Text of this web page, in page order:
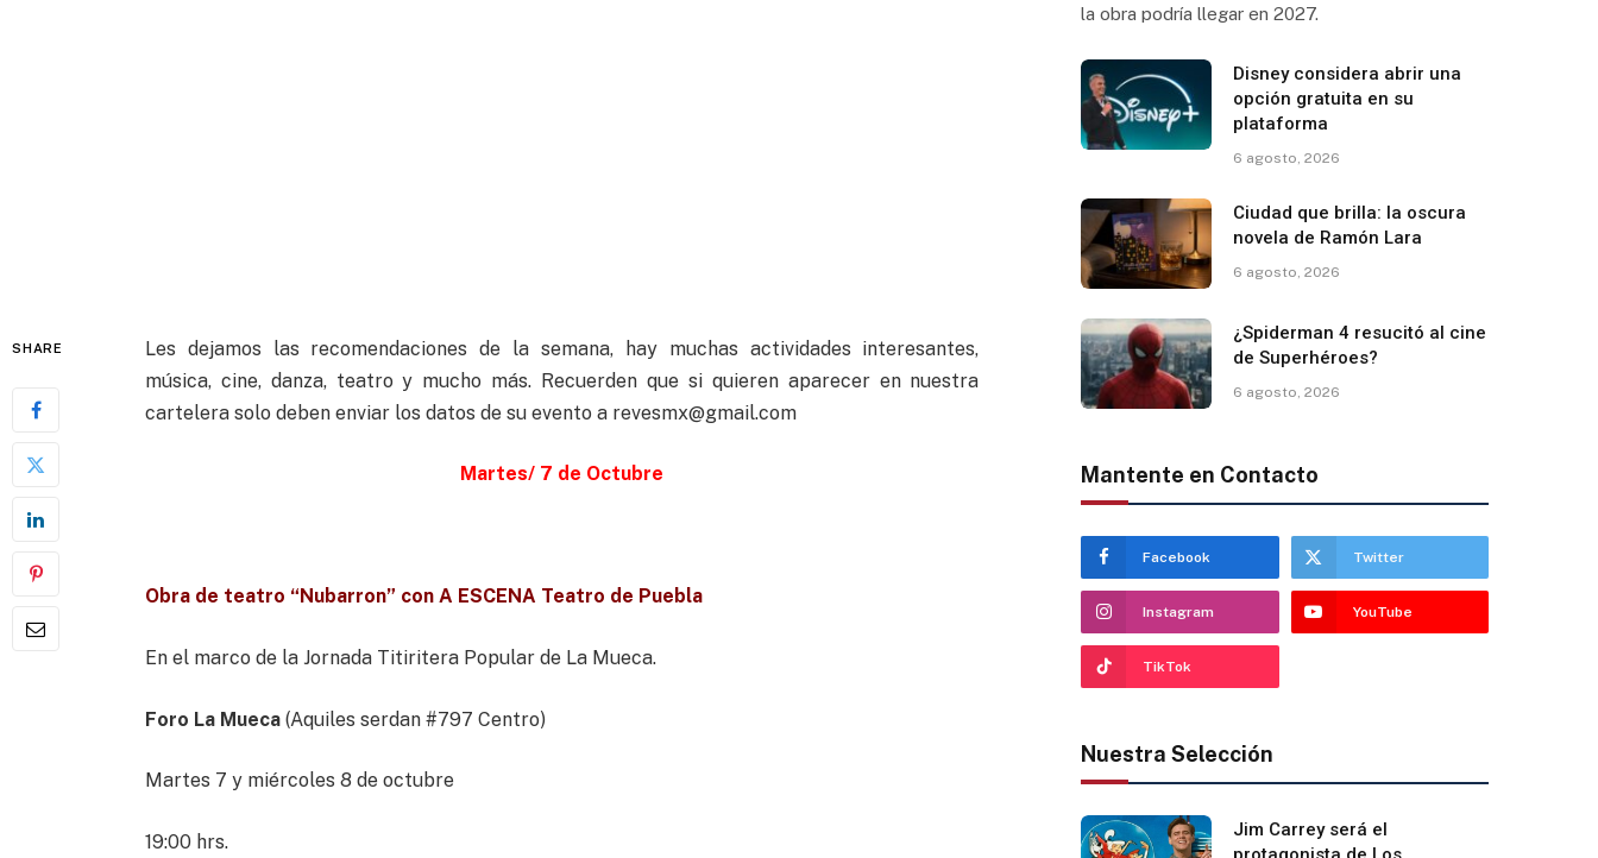
SHARE
Les dejamos las recomendaciones de la semana, hay muchas actividades interesantes,
música, cine, danza, teatro y mucho más. Recuerden que si quieren aparecer en nuestra
cartelera solo deben enviar los datos de su evento a revesmx@gmail.com
Martes/ 7 de Octubre
Obra de teatro “Nubarron” con A ESCENA Teatro de Puebla
En el marco de la Jornada Titiritera Popular de La Mueca.
Foro La Mueca(Aquiles serdan #797 Centro)
Martes 7 y miércoles 8 de octubre
19:00 hrs.
la obra podría llegar en 2027.
Disney considera abrir una
opción gratuita en su
plataforma
6 agosto, 2026
Ciudad que brilla: la oscura
novela de Ramón Lara
6 agosto, 2026
¿Spiderman 4 resucitó al cine
de Superhéroes?
6 agosto, 2026
Mantente en Contacto
Facebook Twitter
Instagram YouTube
TikTok
Nuestra Selección
Jim Carrey será el